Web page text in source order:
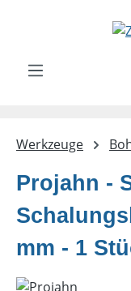
Zum Hauptinhalt
Werkzeuge
Projahn -
mm - 1